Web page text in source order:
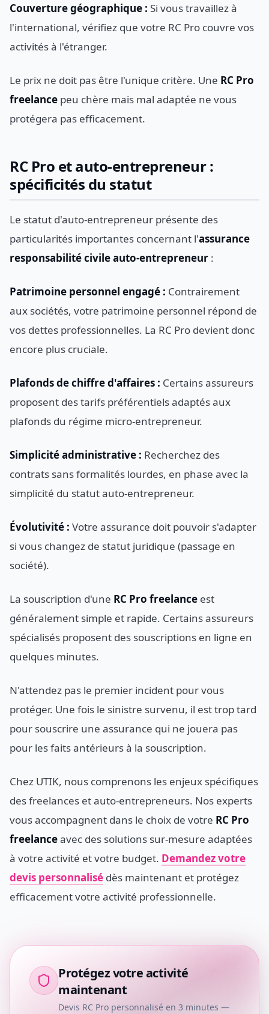
Couverture géographique : Si vous travaillez à
l'international, vérifiez que votre RC Pro couvre vos
activités à l'étranger.
Le prix ne doit pas être l'unique critère. Une RC Pro
freelance peu chère mais mal adaptée ne vous
protégera pas efficacement.
RC Pro et auto-entrepreneur :
spécificités du statut
Le statut d'auto-entrepreneur présente des
particularités importantes concernant l'assurance
responsabilité civile auto-entrepreneur :
Patrimoine personnel engagé : Contrairement
aux sociétés, votre patrimoine personnel répond de
vos dettes professionnelles. La RC Pro devient donc
encore plus cruciale.
Plafonds de chiffre d'affaires : Certains assureurs
proposent des tarifs préférentiels adaptés aux
plafonds du régime micro-entrepreneur.
Simplicité administrative : Recherchez des
contrats sans formalités lourdes, en phase avec la
simplicité du statut auto-entrepreneur.
Évolutivité : Votre assurance doit pouvoir s'adapter
si vous changez de statut juridique (passage en
société).
La souscription d'une RC Pro freelance est
généralement simple et rapide. Certains assureurs
spécialisés proposent des souscriptions en ligne en
quelques minutes.
N'attendez pas le premier incident pour vous
protéger. Une fois le sinistre survenu, il est trop tard
pour souscrire une assurance qui ne jouera pas
pour les faits antérieurs à la souscription.
Chez UTIK, nous comprenons les enjeux spécifiques
des freelances et auto-entrepreneurs. Nos experts
vous accompagnent dans le choix de votre RC Pro
freelanceavec des solutions sur-mesure adaptées
à votre activité et votre budget. Demandez votre
devis personnalisé dès maintenant et protégez
efficacement votre activité professionnelle.
Protégez votre activité
maintenant
Devis RC Pro personnalisé en 3 minutes —